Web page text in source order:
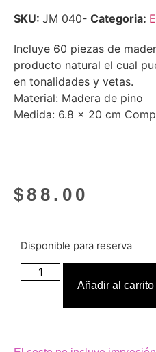
SKU: JM 040- Categoria:
Incluye 60 piezas de
producto natural el cual
en tonalidades y vetas.
Material: Madera de pino
Medida: 6.8 x 20 cm
$88.00
Disponible para reserva
Añadir al carrito